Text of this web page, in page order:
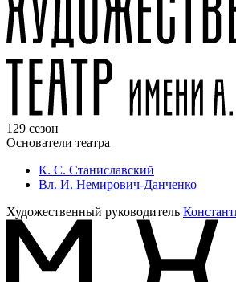
129 сезон
Основатели театра
К. С. Станиславский
Вл. И. Немирович-Данченко
Художественный руководитель